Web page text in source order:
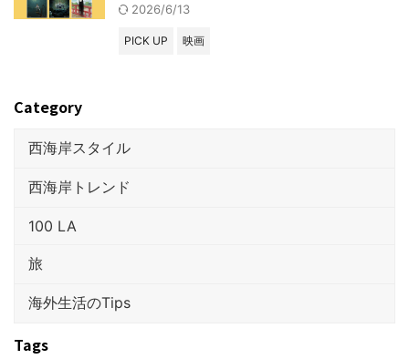
2026/6/13
PICK UP 映画
Category
西海岸スタイル
西海岸トレンド
100 LA
旅
海外生活のTips
Tags